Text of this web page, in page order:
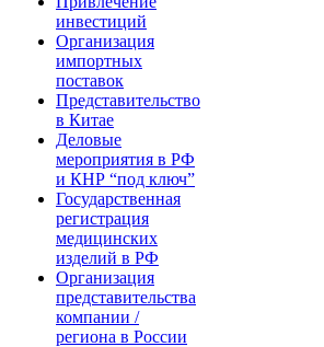
инвестиций
Организация
импортных
поставок
Представительство
в Китае
Деловые
мероприятия в РФ
и КНР “под ключ”
Государственная
регистрация
медицинских
изделий в РФ
Организация
представительства
компании /
региона в России